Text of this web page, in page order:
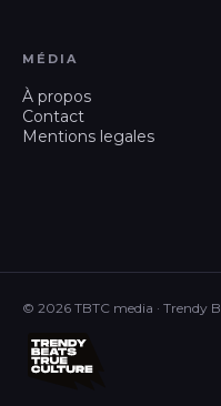
MÉDIA
À propos
Contact
Mentions legales
© 2026 TBTC media · Trendy